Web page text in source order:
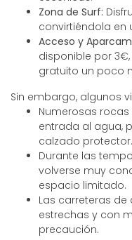
Zona de Surf:
convirtiéndola en
Acceso y
disponible por
gratuito un poco
Sin embargo, algunos
Numerosas
entrada al agua,
calzado protector.
Durante las
volverse muy
espacio limitado.
Las carreteras
estrechas y con
precaución.